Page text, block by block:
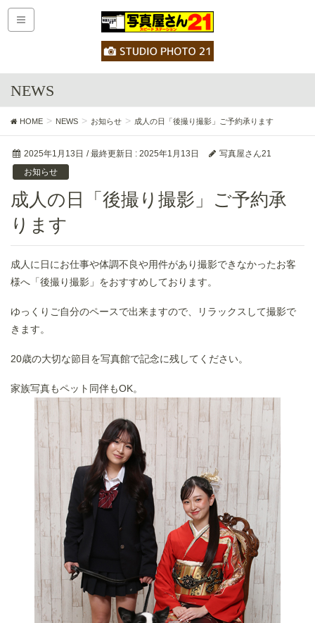
NEWS
HOME NEWS お知らせ 成人の日「後撮り撮影」ご予約承ります
2025年1月13日 / 最終更新日 : 2025年1月13日
写真屋さん21
お知らせ
成人の日「後撮り撮影」ご予約承
ります
成人に日にお仕事や体調不良や用件があり撮影できなかったお客
様へ「後撮り撮影」をおすすめしております。
ゆっくりご自分のペースで出来ますので、リラックスして撮影で
きます。
20歳の大切な節目を写真館で記念に残してください。
家族写真もペット同伴もOK。